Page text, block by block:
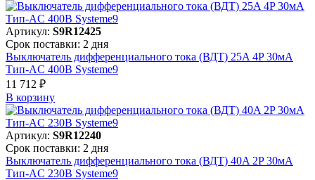
Артикул: S9R12425
Срок поставки: 2 дня
Выключатель дифференциального тока (ВДТ) 25A 4P 30мА
Тип-AC 400В Systeme9
11 712 ₽
В корзинy
Артикул: S9R12240
Срок поставки: 2 дня
Выключатель дифференциального тока (ВДТ) 40A 2P 30мА
Тип-AC 230В Systeme9